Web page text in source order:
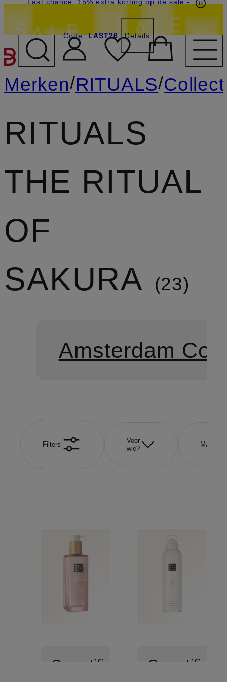
GA NAAR
Code:LAST26 Details
Merken/RITUALS/
RITUALS
THE RITUAL
OF
SAKURA
23
Amsterdam
Filters
Voor
wie?
Maat
Gecertificeerd